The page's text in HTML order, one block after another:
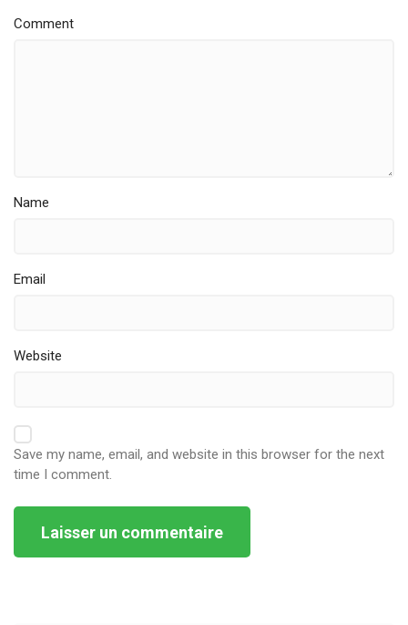
Comment
Name
Email
Website
Save my name, email, and website in this browser for the next
time I comment.